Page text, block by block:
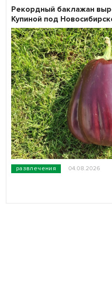
развлечения 04.08.2026
Рекордный баклажан
Купиной под